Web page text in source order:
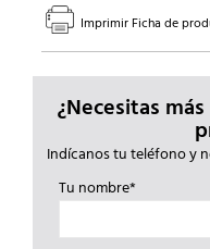
Imprimir Ficha de
¿Necesitas
Indícanos tu teléfono y
Tu nombre*